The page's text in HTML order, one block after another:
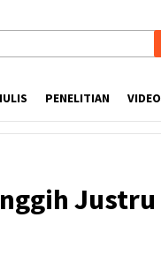
PENELITIAN VIDEO
Justru